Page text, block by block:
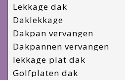
Lekkage dak
Daklekkage
Dakpan vervangen
Dakpannen vervangen
lekkage plat dak
Golfplaten dak